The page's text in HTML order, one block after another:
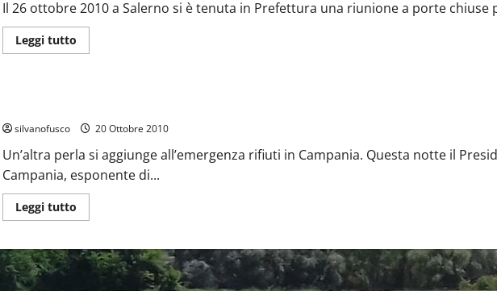
Il 26 ottobre 2010 a Salerno si è tenuta in Prefettura una riunione a porte chiuse
Leggi tutto
di
rifiuti
possibile,
dalla
Campania
un
nuovo
nazionale.
silvanofusco 20 Ottobre 2010
Un’altra perla si aggiunge all’emergenza rifiuti in Campania. Questa notte il
Campania, esponente di...
Leggi tutto
di
L’emergenza
rifiuti